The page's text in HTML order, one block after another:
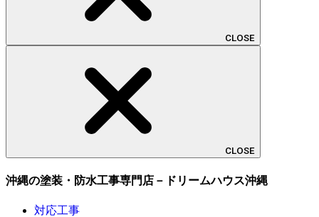
CLOSE
CLOSE
沖縄の塗装・防水工事専門店－ドリームハウス沖縄
対応工事